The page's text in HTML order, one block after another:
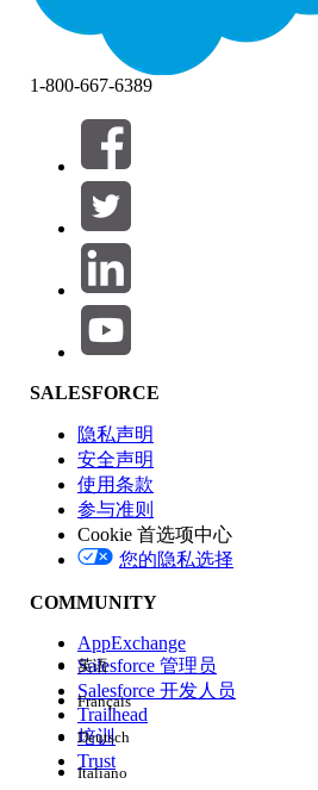
筛选器 (0)
选择筛选器
产品区域
功能影响
版本
体验
1-800-667-6389
SALESFORCE
隐私声明
安全声明
使用条款
参与准则
Cookie 首选项中心
您的隐私选择
COMMUNITY
AppExchange
Salesforce 管理员
Salesforce 开发人员
Trailhead
培训
Trust
英语
Français
Deutsch
Italiano